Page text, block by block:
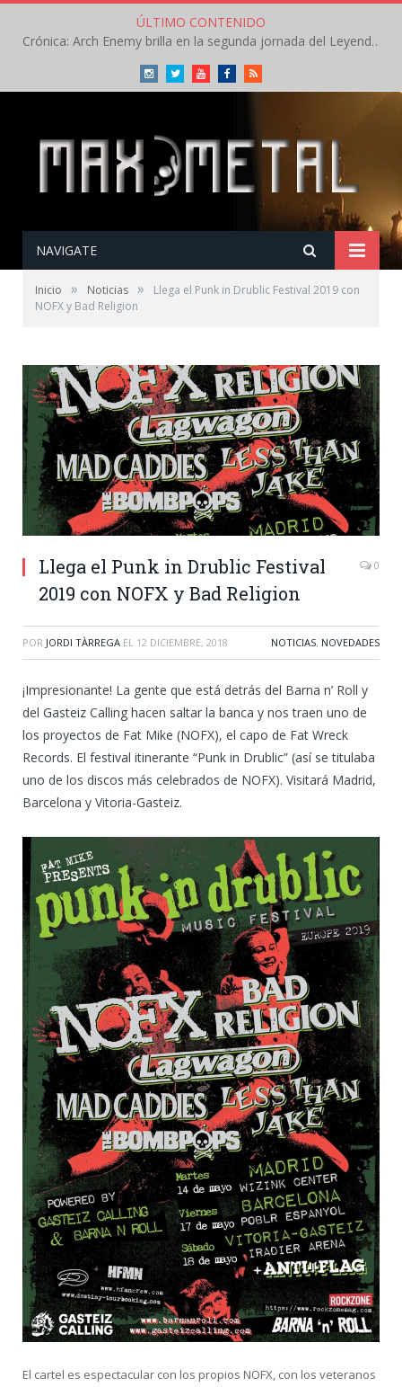
ÚLTIMO CONTENIDO
Crónica: Arch Enemy brilla en la segunda jornada del Leyendas del Rock – Jueves – Agosto 2026
InstagramTwitterYoutubeFacebookRSS
NAVIGATE
Inicio » Noticias »
Llega el Punk in Drublic Festival 2019 con
NOFX y Bad Religion
Llega el Punk in Drublic Festival
2019 con NOFX y Bad Religion
0
POR JORDI TÀRREGA EL 12 DICIEMBRE, 2018 NOTICIAS, NOVEDADES
¡Impresionante! La gente que está detrás del Barna n’ Roll y
del Gasteiz Calling hacen saltar la banca y nos traen uno de
los proyectos de Fat Mike (NOFX), el capo de Fat Wreck
Records. El festival itinerante “Punk in Drublic” (así se titulaba
uno de los discos más celebrados de NOFX). Visitará Madrid,
Barcelona y Vitoria-Gasteiz.
El cartel es espectacular con los propios NOFX, con los veteranos